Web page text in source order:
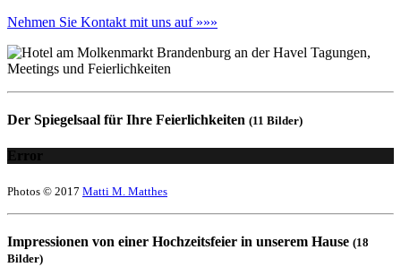
Nehmen Sie Kontakt mit uns auf »»»
Der Spiegelsaal für Ihre Feierlichkeiten (11 Bilder)
Error
Photos © 2017 Matti M. Matthes
Impressionen von einer Hochzeitsfeier in unserem Hause (18
Bilder)